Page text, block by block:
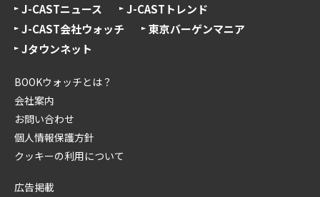
J-CASTニュース
J-CASTトレンド
J-CAST会社ウォッチ
東京バーゲンマニア
Jタウンネット
BOOKウォッチとは？
会社案内
お問い合わせ
個人情報保護方針
クッキーの利用について
広告掲載